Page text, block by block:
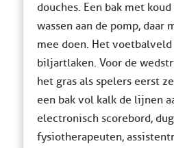
douches. Een bak met
wassen aan de pomp, daar
mee doen. Het voetbalveld
biljartlaken. Voor de
het gras als spelers eerst
een bak vol kalk de lijnen
electronisch scorebord,
fysiotherapeuten,